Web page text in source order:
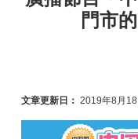
門市
文章更新日： 2019年8月18